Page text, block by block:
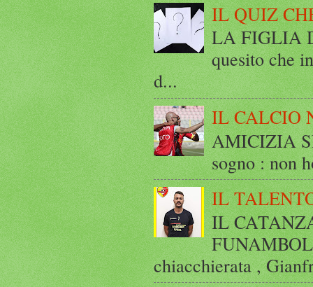
IL QUIZ
LA FIGLIA
quesito che
d...
IL CALCIO
AMICIZIA
sogno : non
IL
IL
chiacchierata ,